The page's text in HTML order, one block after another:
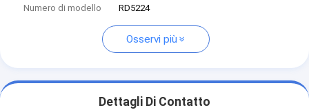
Numero di modello
RD5224
Osservi più
Dettagli Di Contatto